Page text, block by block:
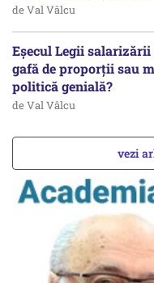
de Val Vâlcu
Eșecul Legii
gafă de proporții sau
politică genială?
de Val Vâlcu
vezi